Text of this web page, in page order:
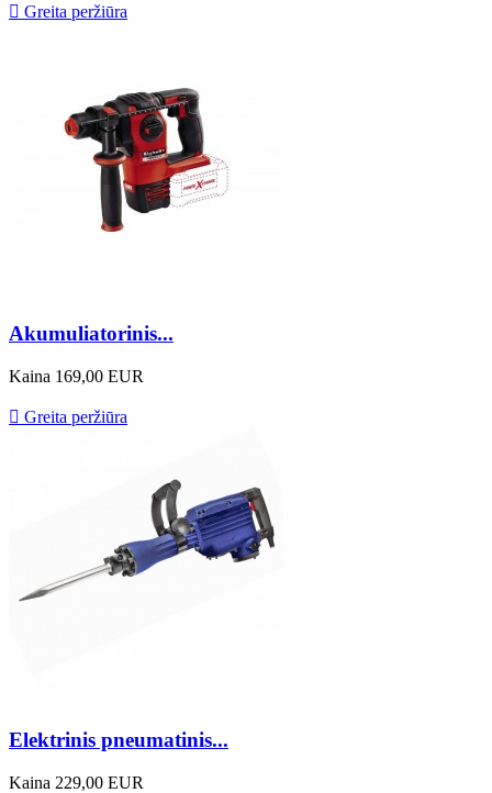
 Greita peržiūra
Akumuliatorinis...
Kaina 169,00 EUR
 Greita peržiūra
Elektrinis pneumatinis...
Kaina 229,00 EUR